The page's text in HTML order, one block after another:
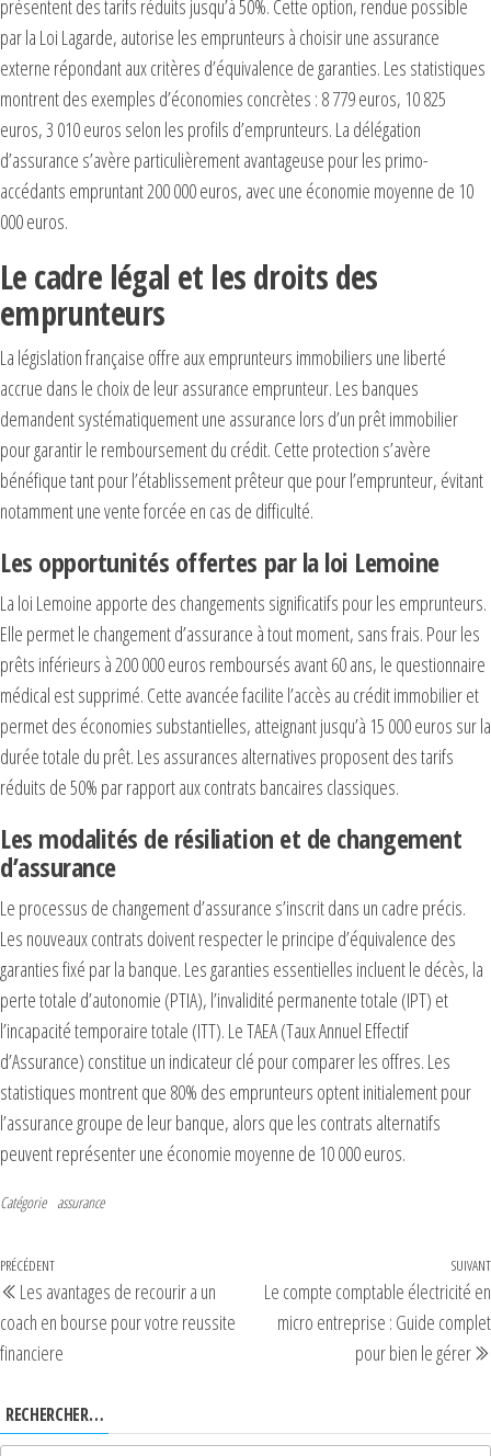
présentent des tarifs réduits jusqu’à 50%. Cette option, rendue possible
par la Loi Lagarde, autorise les emprunteurs à choisir une assurance
externe répondant aux critères d’équivalence de garanties. Les statistiques
montrent des exemples d’économies concrètes : 8 779 euros, 10 825
euros, 3 010 euros selon les profils d’emprunteurs. La délégation
d’assurance s’avère particulièrement avantageuse pour les primo-
accédants empruntant 200 000 euros, avec une économie moyenne de 10
000 euros.
Le cadre légal et les droits des
emprunteurs
La législation française offre aux emprunteurs immobiliers une liberté
accrue dans le choix de leur assurance emprunteur. Les banques
demandent systématiquement une assurance lors d’un prêt immobilier
pour garantir le remboursement du crédit. Cette protection s’avère
bénéfique tant pour l’établissement prêteur que pour l’emprunteur, évitant
notamment une vente forcée en cas de difficulté.
Les opportunités offertes par la loi Lemoine
La loi Lemoine apporte des changements significatifs pour les emprunteurs.
Elle permet le changement d’assurance à tout moment, sans frais. Pour les
prêts inférieurs à 200 000 euros remboursés avant 60 ans, le questionnaire
médical est supprimé. Cette avancée facilite l’accès au crédit immobilier et
permet des économies substantielles, atteignant jusqu’à 15 000 euros sur la
durée totale du prêt. Les assurances alternatives proposent des tarifs
réduits de 50% par rapport aux contrats bancaires classiques.
Les modalités de résiliation et de changement
d’assurance
Le processus de changement d’assurance s’inscrit dans un cadre précis.
Les nouveaux contrats doivent respecter le principe d’équivalence des
garanties fixé par la banque. Les garanties essentielles incluent le décès, la
perte totale d’autonomie (PTIA), l’invalidité permanente totale (IPT) et
l’incapacité temporaire totale (ITT). Le TAEA (Taux Annuel Effectif
d’Assurance) constitue un indicateur clé pour comparer les offres. Les
statistiques montrent que 80% des emprunteurs optent initialement pour
l’assurance groupe de leur banque, alors que les contrats alternatifs
peuvent représenter une économie moyenne de 10 000 euros.
Catégorie assurance
PRÉCÉDENT
Les avantages de recourir a un
coach en bourse pour votre reussite
financiere
SUIVANT
Le compte comptable électricité en
micro entreprise : Guide complet
pour bien le gérer
RECHERCHER…